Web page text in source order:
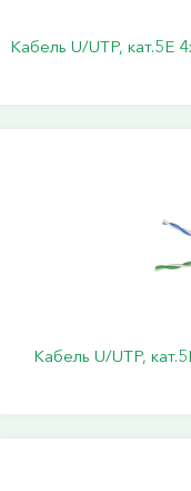
Кабель U/UTP, кат.5Е
Кабель U/UTP,